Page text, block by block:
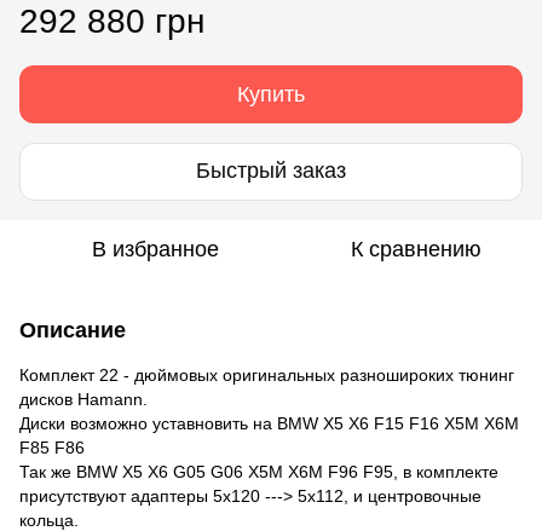
292 880 грн
Купить
Быстрый заказ
В избранное К сравнению
Описание
Комплект 22 - дюймовых оригинальных разношироких тюнинг
дисков Hamann.
Диски возможно уставновить на BMW X5 X6 F15 F16 X5M X6M
F85 F86
Так же BMW X5 X6 G05 G06 X5M X6M F96 F95, в комплекте
присутствуют адаптеры 5x120 ---> 5x112, и центровочные
кольца.